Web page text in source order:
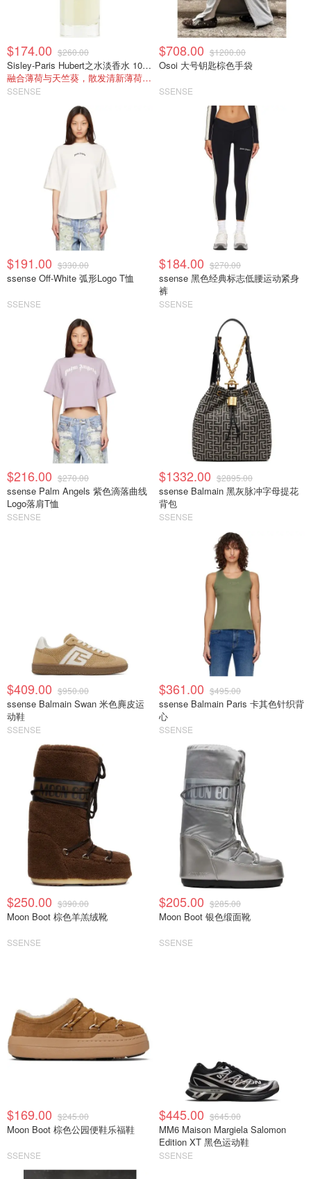
$174.00 $260.00
Sisley-Paris Hubert之水淡香水 100ml
融合薄荷与天竺葵，散发清新薄荷苔藓木质调
SSENSE
$708.00 $1200.00
Osoi 大号钥匙棕色手袋
SSENSE
$191.00 $330.00
ssense Off-White 弧形Logo T恤
SSENSE
$184.00 $270.00
ssense 黑色经典标志低腰运动紧身
裤
SSENSE
$216.00 $270.00
ssense Palm Angels 紫色滴落曲线
Logo落肩T恤
SSENSE
$1332.00 $2895.00
ssense Balmain 黑灰脉冲字母提花
背包
SSENSE
$409.00 $950.00
ssense Balmain Swan 米色麂皮运
动鞋
SSENSE
$361.00 $495.00
ssense Balmain Paris 卡其色针织背
心
SSENSE
$250.00 $390.00
Moon Boot 棕色羊羔绒靴
SSENSE
$205.00 $285.00
Moon Boot 银色缎面靴
SSENSE
$169.00 $245.00
Moon Boot 棕色公园便鞋乐福鞋
SSENSE
$445.00 $645.00
MM6 Maison Margiela Salomon
Edition XT 黑色运动鞋
SSENSE